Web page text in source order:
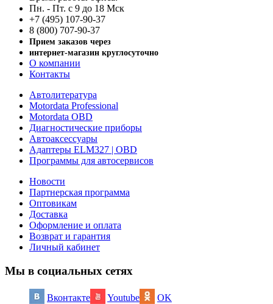
Пн. - Пт. с 9 до 18 Мск
+7 (495) 107-90-37
8 (800) 707-90-37
Прием заказов через
интернет-магазин круглосуточно
О компании
Контакты
Автолитература
Motordata Professional
Motordata OBD
Диагностические приборы
Автоаксессуары
Адаптеры ELM327 | OBD
Программы для автосервисов
Новости
Партнерская программа
Оптовикам
Доставка
Оформление и оплата
Возврат и гарантия
Личный кабинет
Мы в социальных сетях
Вконтакте Youtube OK